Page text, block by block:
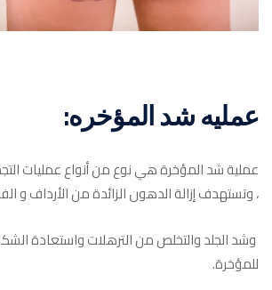
عمليه شد المؤخره:
عملية شد المؤخرة هي نوع من أنواع عمليات
، وتستهدف إزالة الدهون الزائدة من الأرداف و
وشد الجلد والتخلص من الترهلات واستعادة
للمؤخرة.